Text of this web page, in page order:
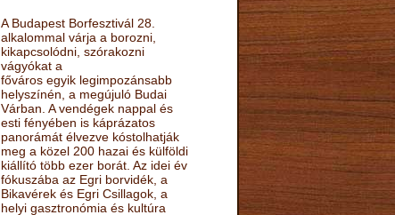
A Budapest Borfesztivál 28.
alkalommal várja a borozni,
kikapcsolódni, szórakozni
vágyókat a
főváros egyik legimpozánsabb
helyszínén, a megújuló Budai
Várban. A vendégek nappal és
esti fényében is káprázatos
panorámát élvezve kóstolhatják
meg a közel 200 hazai és külföldi
kiállító több ezer borát. Az idei év
fókuszába az Egri borvidék, a
Bikavérek és Egri Csillagok, a
helyi gasztronómia és kultúra